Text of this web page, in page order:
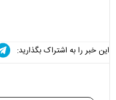
این خبر را به اشتراک بگذارید: